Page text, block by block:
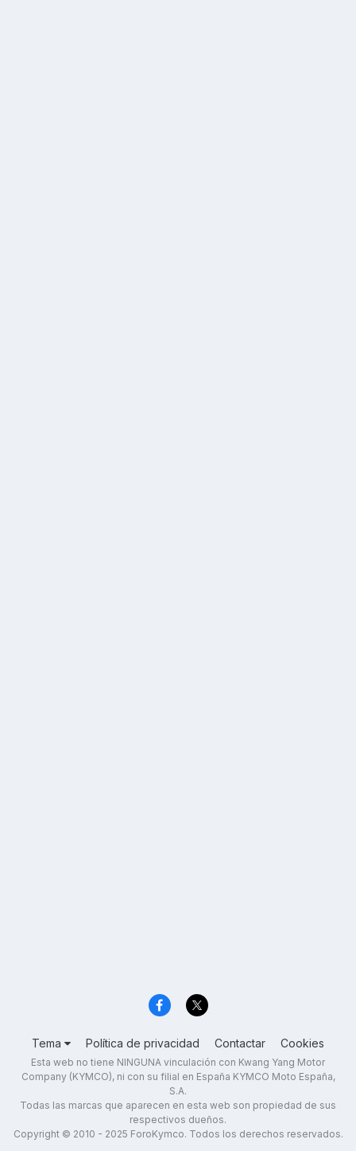
Tema Política de privacidad Contactar Cookies
Esta web no tiene NINGUNA vinculación con Kwang Yang Motor
Company (KYMCO), ni con su filial en España KYMCO Moto España,
S.A.
Todas las marcas que aparecen en esta web son propiedad de sus
respectivos dueños.
Copyright © 2010 - 2025 ForoKymco. Todos los derechos reservados.